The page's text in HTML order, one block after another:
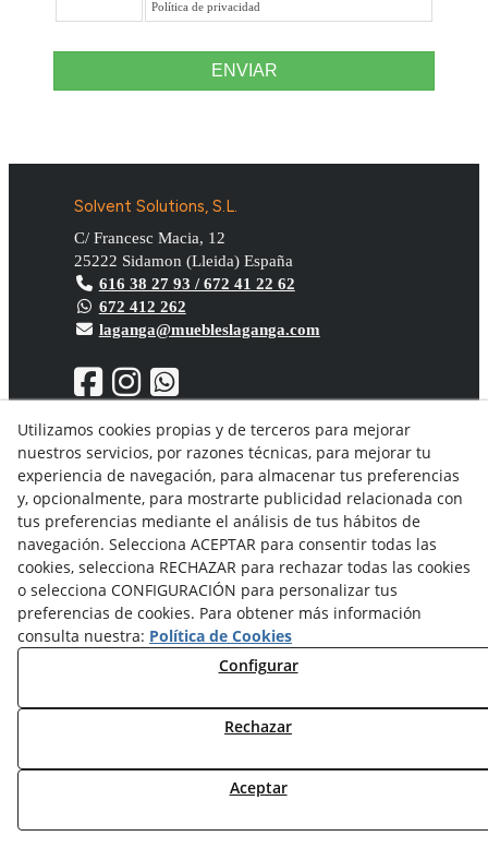
Política de privacidad
ENVIAR
Solvent Solutions, S.L.
C/ Francesc Macia, 12
25222 Sidamon (Lleida) España
616 38 27 93 / 672 41 22 62
672 412 262
laganga@muebleslaganga.com
Aviso Legal
Política de privacidad
Política Cookies
Condiciones generales de compra
Derecho de desistimiento
Organismos de resolución de conflictos
© 08/2026 Solvent Solutions, S.L. (La Ganga) - Todos los
derechos reservados.
Utilizamos cookies propias y de terceros para mejorar
nuestros servicios, por razones técnicas, para mejorar tu
experiencia de navegación, para almacenar tus preferencias
y, opcionalmente, para mostrarte publicidad relacionada con
tus preferencias mediante el análisis de tus hábitos de
navegación. Selecciona ACEPTAR para consentir todas las
cookies, selecciona RECHAZAR para rechazar todas las cookies
o selecciona CONFIGURACIÓN para personalizar tus
preferencias de cookies. Para obtener más información
consulta nuestra: Política de Cookies
Configurar
Rechazar
Aceptar